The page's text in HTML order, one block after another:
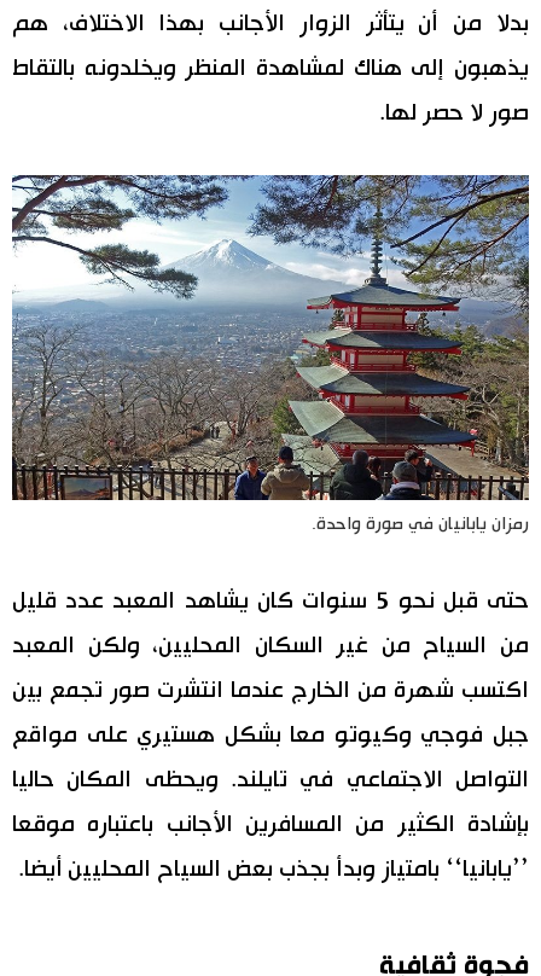
بدلا من أن يتأثر الزوار الأجانب بهذا الاختلاف، هم
يذهبون إلى هناك لمشاهدة المنظر ويخلدونه بالتقاط
صور لا حصر لها.
رمزان يابانيان في صورة واحدة.
حتى قبل نحو 5 سنوات كان يشاهد المعبد عدد قليل
من السياح من غير السكان المحليين، ولكن المعبد
اكتسب شهرة من الخارج عندما انتشرت صور تجمع بين
جبل فوجي وكيوتو معا بشكل هستيري على مواقع
التواصل الاجتماعي في تايلند. ويحظى المكان حاليا
بإشادة الكثير من المسافرين الأجانب باعتباره موقعا
’’يابانيا‘‘ بامتياز وبدأ بجذب بعض السياح المحليين أيضا.
فجوة ثقافية